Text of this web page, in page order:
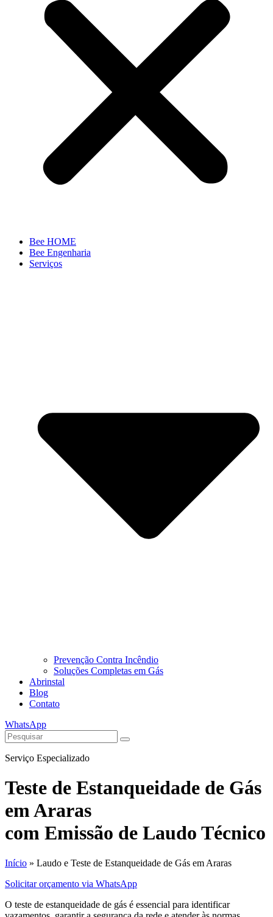
Bee HOME
Bee Engenharia
Serviços
Prevenção Contra Incêndio
Soluções Completas em Gás
Abrinstal
Blog
Contato
WhatsApp
Serviço Especializado
Teste de Estanqueidade de Gás
em Araras
com Emissão de Laudo Técnico
Início » Laudo e Teste de Estanqueidade de Gás em Araras
Solicitar orçamento via WhatsApp
O teste de estanqueidade de gás é essencial para identificar